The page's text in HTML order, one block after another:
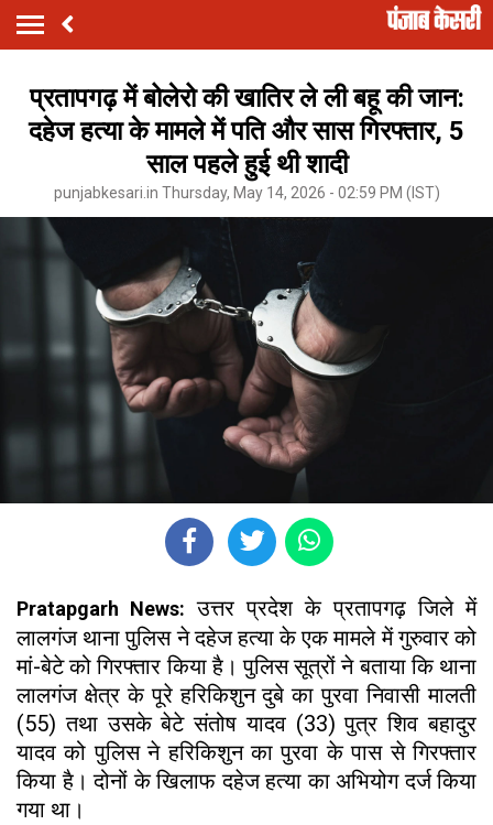
प्रतापगढ़ में बोलेरो की खातिर ले ली बहू की जान:
दहेज हत्या के मामले में पति और सास गिरफ्तार, 5
साल पहले हुई थी शादी
punjabkesari.in Thursday, May 14, 2026 - 02:59 PM (IST)
Pratapgarh News: उत्तर प्रदेश के प्रतापगढ़ जिले में
लालगंज थाना पुलिस ने दहेज हत्या के एक मामले में गुरुवार को
मां-बेटे को गिरफ्तार किया है। पुलिस सूत्रों ने बताया कि थाना
लालगंज क्षेत्र के पूरे हरिकिशुन दुबे का पुरवा निवासी मालती
(55) तथा उसके बेटे संतोष यादव (33) पुत्र शिव बहादुर
यादव को पुलिस ने हरिकिशुन का पुरवा के पास से गिरफ्तार
किया है। दोनों के खिलाफ दहेज हत्या का अभियोग दर्ज किया
गया था।